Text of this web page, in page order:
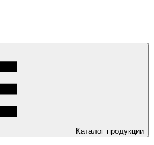
Каталог продукции